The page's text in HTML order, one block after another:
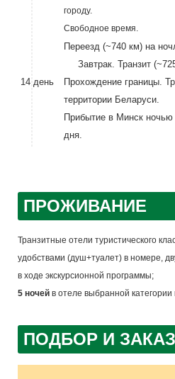
городу.
Свободное время.
Переезд (~740 км) на
14 день
Завтрак. Транзит
Прохождение границы.
территории Беларуси.
Прибытие в Минск
дня.
ПРОЖИВАНИЕ
Транзитные отели туристического
удобствами (душ+туалет) в номере,
в ходе экскурсионной программы;
5 ночейв отеле выбранной
ПОДБОР И